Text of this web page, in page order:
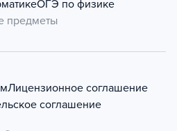
ОГЭ по физике
предметы
Лицензионное соглашение
соглашение